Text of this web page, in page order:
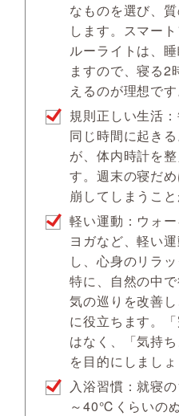
なものを選び、
します。スマー
ルーライトは、
ますので、寝る2
えるのが理想です
規則正しい生活：
同じ時間に起き
が、体内時計を
す。週末の寝だ
崩してしまうこと
軽い運動：ウォー
ヨガなど、軽い
し、心身のリラ
特に、自然の中で
気の巡りを改善
に役立ちます。
はなく、「気持
を目的にしましょ
入浴習慣：就寝
～40℃くらいの